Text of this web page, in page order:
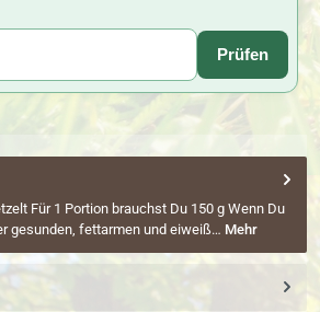
Prüfen
Für 1 Portion brauchst Du 150 g Wenn Du
gesunden, fettarmen und eiweiß… Mehr